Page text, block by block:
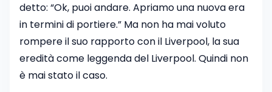
detto: “Ok, puoi andare. Apriamo una nuova era
in termini di portiere.” Ma non ha mai voluto
rompere il suo rapporto con il Liverpool, la sua
eredità come leggenda del Liverpool. Quindi non
è mai stato il caso.